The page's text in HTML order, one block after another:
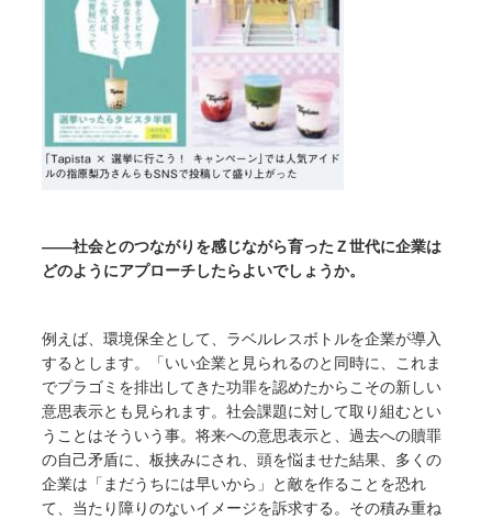
――社会とのつながりを感じながら育ったＺ世代に企業は
どのようにアプローチしたらよいでしょうか。
例えば、環境保全として、ラベルレスボトルを企業が導入
するとします。「いい企業と見られるのと同時に、これま
でプラゴミを排出してきた功罪を認めたからこその新しい
意思表示とも見られます。社会課題に対して取り組むとい
うことはそういう事。将来への意思表示と、過去への贖罪
の自己矛盾に、板挟みにされ、頭を悩ませた結果、多くの
企業は「まだうちには早いから」と敵を作ることを恐れ
て、当たり障りのないイメージを訴求する。その積み重ね